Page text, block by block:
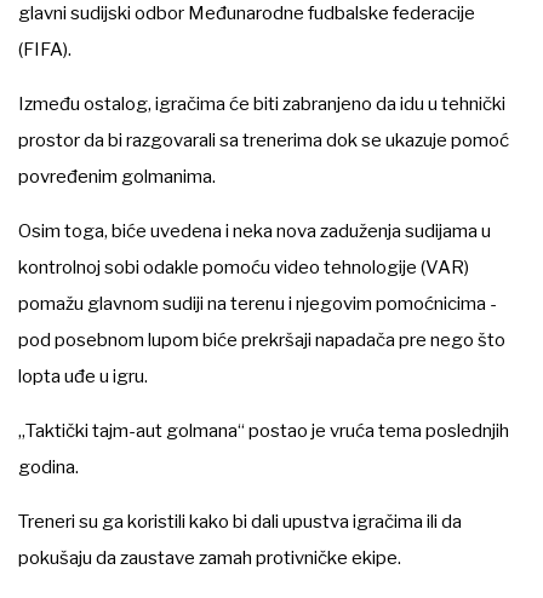
glavni sudijski odbor Međunarodne fudbalske federacije
(FIFA).
Između ostalog, igračima će biti zabranjeno da idu u tehnički
prostor da bi razgovarali sa trenerima dok se ukazuje pomoć
povređenim golmanima.
Osim toga, biće uvedena i neka nova zaduženja sudijama u
kontrolnoj sobi odakle pomoću video tehnologije (VAR)
pomažu glavnom sudiji na terenu i njegovim pomoćnicima -
pod posebnom lupom biće prekršaji napadača pre nego što
lopta uđe u igru.
„Taktički tajm-aut golmana“ postao je vruća tema poslednjih
godina.
Treneri su ga koristili kako bi dali upustva igračima ili da
pokušaju da zaustave zamah protivničke ekipe.